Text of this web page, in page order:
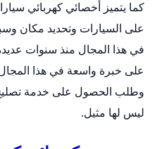
كما يتميز أخصائي كهربائي
على السيارات وتحديد مكان
في هذا المجال منذ سنوات
على خبرة واسعة في هذا
وطلب الحصول على خدمة تصليح
ليس لها مثيل.